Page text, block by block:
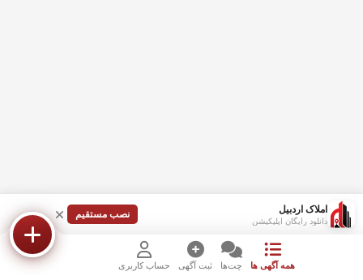
املاک اردبیل
دانلود رایگان اپلیکیشن
نصب مستقیم
همه آگهی ها چت‌ها ثبت آگهی حساب کاربری